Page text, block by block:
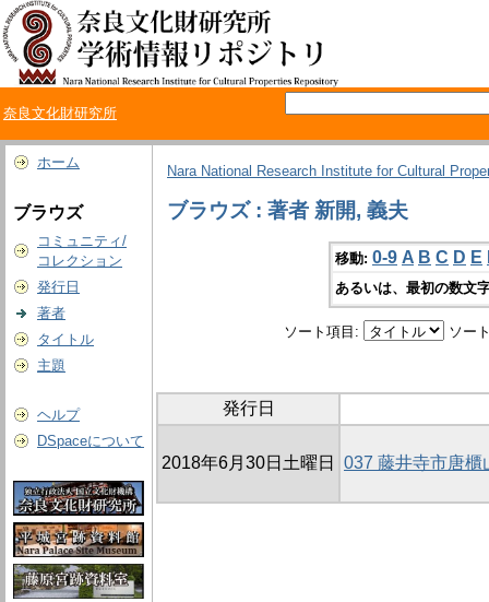
奈良文化財研究所
ホーム
ブラウズ
コミュニティ/
コレクション
発行日
著者
タイトル
主題
ヘルプ
DSpaceについて
Nara National Research Institute for Cultural
ブラウズ : 著者 新開, 義夫
移動: 0-9 A B C D E
あるいは、最初の数文
ソート項目: ソー
発行日
2018年6月30日土曜日 037 藤井寺市唐櫃